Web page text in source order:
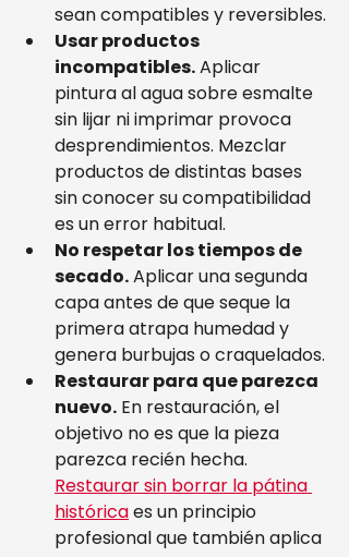
sean compatibles y reversibles.
Usar productos
incompatibles. Aplicar
pintura al agua sobre esmalte
sin lijar ni imprimar provoca
desprendimientos. Mezclar
productos de distintas bases
sin conocer su compatibilidad
es un error habitual.
No respetar los tiempos de
secado. Aplicar una segunda
capa antes de que seque la
primera atrapa humedad y
genera burbujas o craquelados.
Restaurar para que parezca
nuevo. En restauración, el
objetivo no es que la pieza
parezca recién hecha.
Restaurar sin borrar la pátina
histórica es un principio
profesional que también aplica